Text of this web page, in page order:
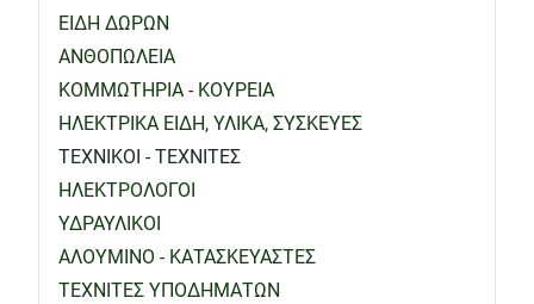
ΕΙΔΗ ΔΩΡΩΝ
ΑΝΘΟΠΩΛΕΙΑ
ΚΟΜΜΩΤΗΡΙΑ - ΚΟΥΡΕΙΑ
ΗΛΕΚΤΡΙΚΑ ΕΙΔΗ, ΥΛΙΚΑ, ΣΥΣΚΕΥΕΣ
ΤΕΧΝΙΚΟΙ - ΤΕΧΝΙΤΕΣ
ΗΛΕΚΤΡΟΛΟΓΟΙ
ΥΔΡΑΥΛΙΚΟΙ
ΑΛΟΥΜΙΝΟ - ΚΑΤΑΣΚΕΥΑΣΤΕΣ
ΤΕΧΝΙΤΕΣ ΥΠΟΔΗΜΑΤΩΝ